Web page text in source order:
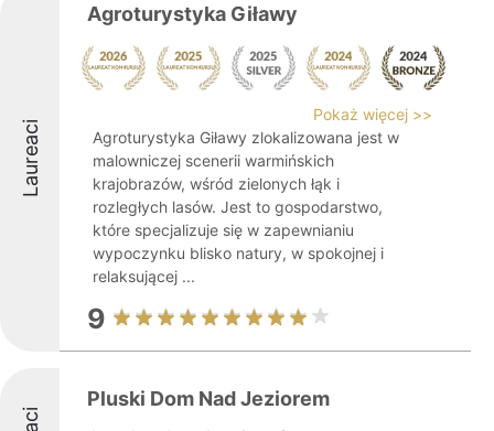
Laureaci
Agroturystyka Giławy
Pokaż więcej >>
Agroturystyka Giławy zlokalizowana jest w
malowniczej scenerii warmińskich
krajobrazów, wśród zielonych łąk i
rozległych lasów. Jest to gospodarstwo,
które specjalizuje się w zapewnianiu
wypoczynku blisko natury, w spokojnej i
relaksującej ...
9
Pluski Dom Nad Jeziorem